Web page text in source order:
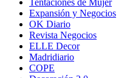
Tentaciones de Mujer
Expansión y Negocios
OK Diario
Revista Negocios
ELLE Decor
Madridiario
COPE